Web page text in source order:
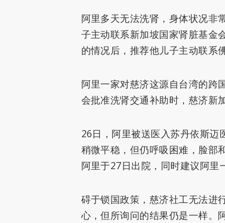
阿里多天无法洗肾，身体状况非
子主动联系新加坡国家肾脏基
的情况后，推荐他儿子主动联系
阿里一家对慈济这源自台湾的跨
会批准洗肾交通补助时，慈济新
26日，阿里被送医入苏丹依斯
稍微平稳，但仍呼吸困难，脸部
阿里于27日出院，同时建议阿里
碍于锁国政策，慈济社工无法进
心，但所询问的结果仍是一样。